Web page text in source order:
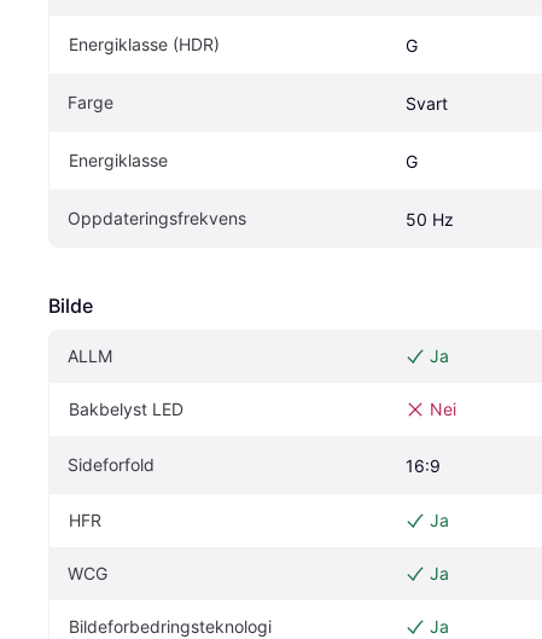
Energiklasse (HDR) G
Farge Svart
Energiklasse G
Oppdateringsfrekvens 50 Hz
Bilde
ALLM Ja
Bakbelyst LED Nei
Sideforfold 16:9
HFR Ja
WCG Ja
Bildeforbedringsteknologi Ja